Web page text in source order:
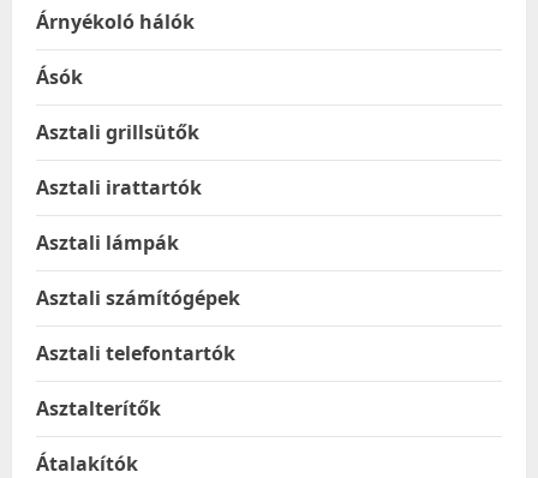
Árnyékoló hálók
Ásók
Asztali grillsütők
Asztali irattartók
Asztali lámpák
Asztali számítógépek
Asztali telefontartók
Asztalterítők
Átalakítók